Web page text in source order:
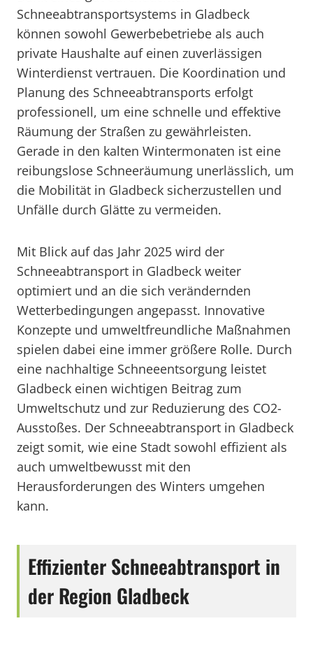
Schneeabtransportsystems in Gladbeck
können sowohl Gewerbebetriebe als auch
private Haushalte auf einen zuverlässigen
Winterdienst vertrauen. Die Koordination und
Planung des Schneeabtransports erfolgt
professionell, um eine schnelle und effektive
Räumung der Straßen zu gewährleisten.
Gerade in den kalten Wintermonaten ist eine
reibungslose Schneeräumung unerlässlich, um
die Mobilität in Gladbeck sicherzustellen und
Unfälle durch Glätte zu vermeiden.
Mit Blick auf das Jahr 2025 wird der
Schneeabtransport in Gladbeck weiter
optimiert und an die sich verändernden
Wetterbedingungen angepasst. Innovative
Konzepte und umweltfreundliche Maßnahmen
spielen dabei eine immer größere Rolle. Durch
eine nachhaltige Schneeentsorgung leistet
Gladbeck einen wichtigen Beitrag zum
Umweltschutz und zur Reduzierung des CO2-
Ausstoßes. Der Schneeabtransport in Gladbeck
zeigt somit, wie eine Stadt sowohl effizient als
auch umweltbewusst mit den
Herausforderungen des Winters umgehen
kann.
Effizienter Schneeabtransport in
der Region Gladbeck